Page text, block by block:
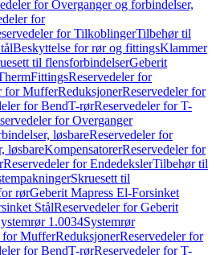
for Overganger og forbindelser,
for
for TilkoblingerTilbehør til
Beskyttelse for rør og fittingsKlammer
til flensforbindelserGeberit
FittingsReservedeler for
for MufferReduksjonerReservedeler for
for BendT-rørReservedeler for T-
for Overganger
løsbareReservedeler for
løsbareKompensatorerReservedeler for
Reservedeler for EndedekslerTilbehør til
Skruesett til
rørGeberit Mapress El-Forsinket
StålReservedeler for Geberit
1.0034Systemrør
for MufferReduksjonerReservedeler for
for BendT-rørReservedeler for T-